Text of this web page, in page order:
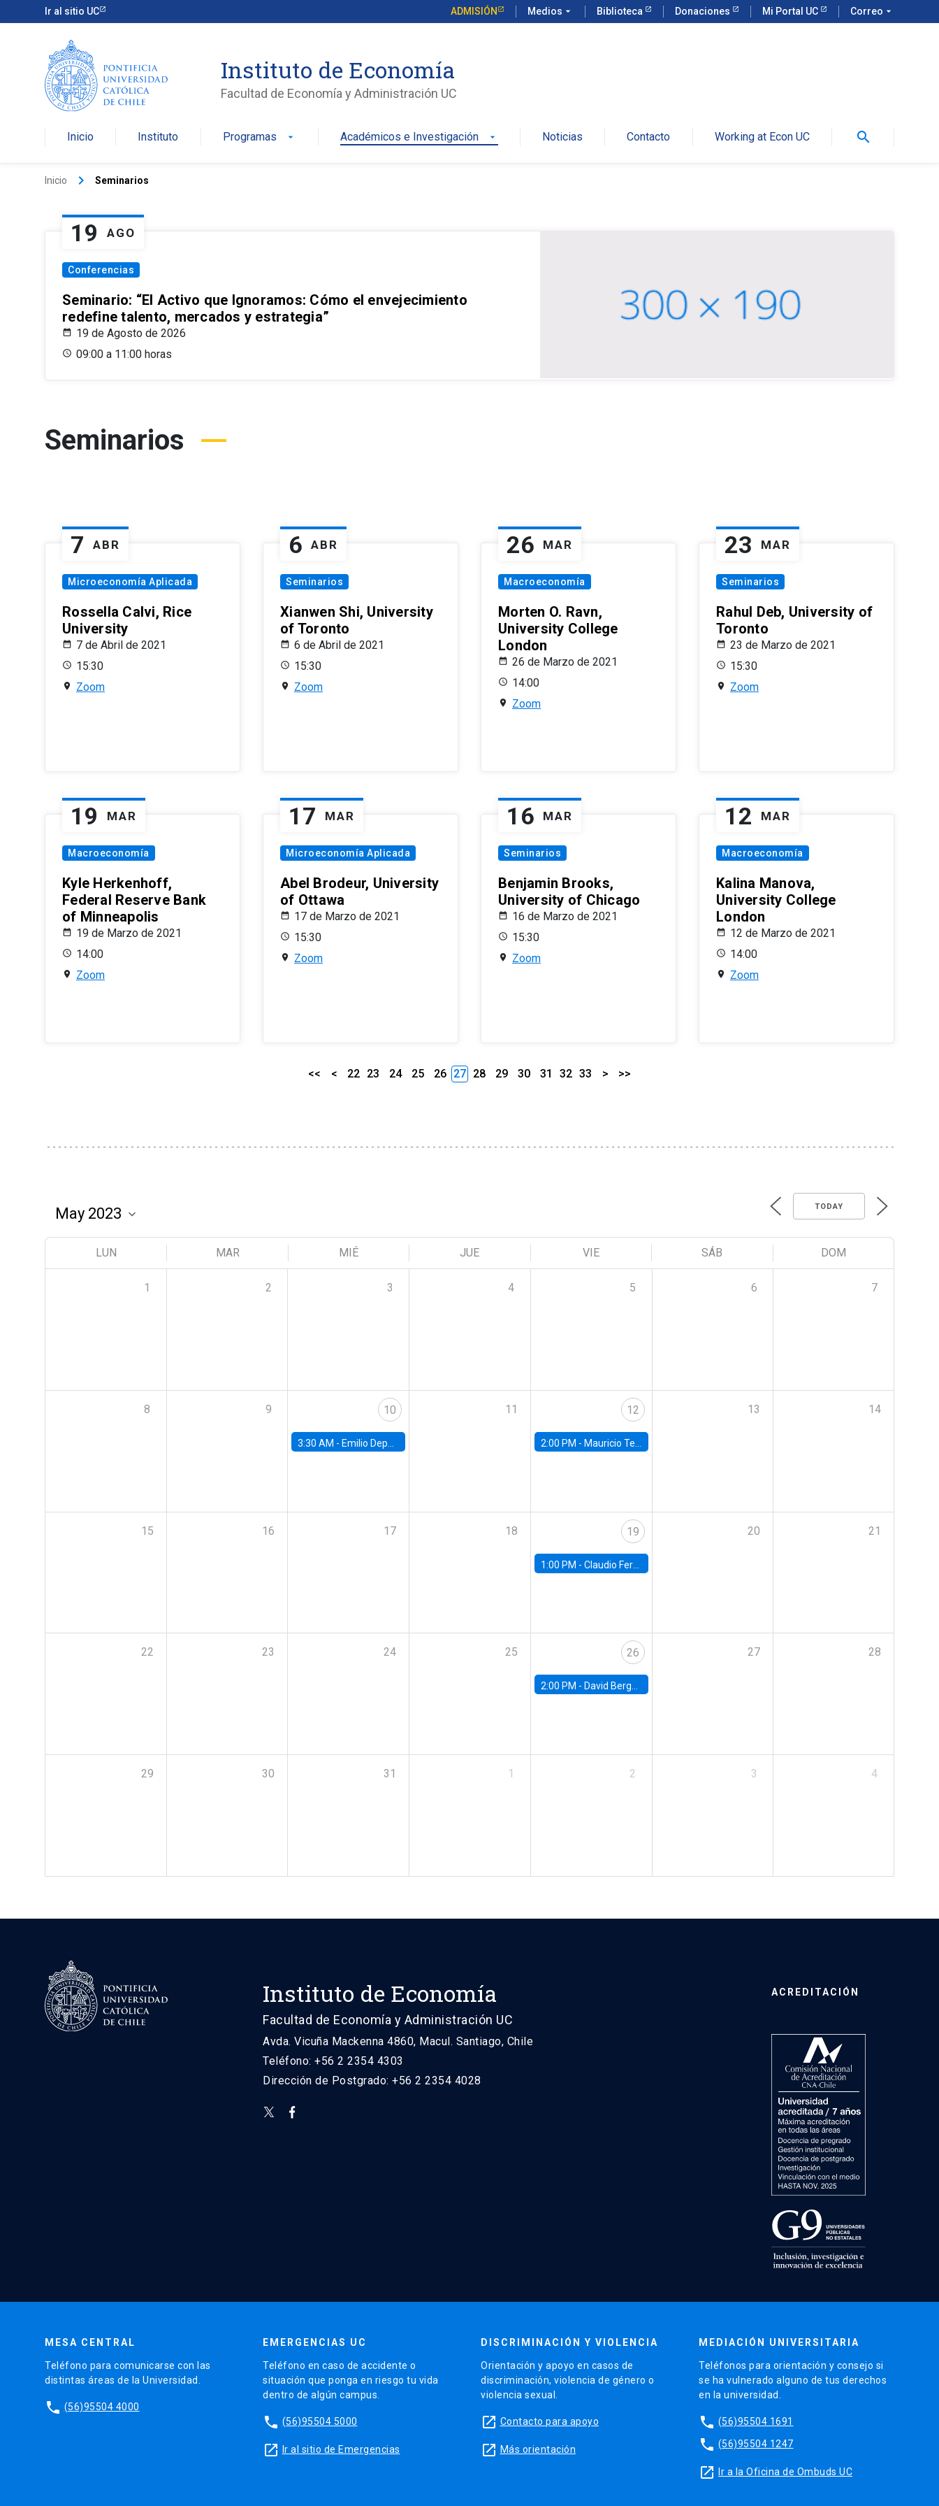
Ir al sitio UC ADMISIÓN Medios arrow_drop_down Biblioteca Donaciones Mi Portal UC Correo arrow_drop_down
Instituto de Economía
Facultad de Economía y Administración UC
Inicio Instituto Programas arrow_drop_down Académicos e Investigación arrow_drop_down Noticias Contacto Working at Econ UC search
Inicio keyboard_arrow_right Seminarios
19 AGO
Conferencias
Seminario: “El Activo que Ignoramos: Cómo el envejecimiento
redefine talento, mercados y estrategia”
19 de Agosto de 2026
09:00 a 11:00 horas
Seminarios
7 ABR
Microeconomía Aplicada
Rossella Calvi, Rice
University
7 de Abril de 2021
15:30
Zoom
6 ABR
Seminarios
Xianwen Shi, University
of Toronto
6 de Abril de 2021
15:30
Zoom
26 MAR
Macroeconomía
Morten O. Ravn,
University College
London
26 de Marzo de 2021
14:00
Zoom
23 MAR
Seminarios
Rahul Deb, University of
Toronto
23 de Marzo de 2021
15:30
Zoom
19 MAR
Macroeconomía
Kyle Herkenhoff,
Federal Reserve Bank
of Minneapolis
19 de Marzo de 2021
14:00
Zoom
17 MAR
Microeconomía Aplicada
Abel Brodeur, University
of Ottawa
17 de Marzo de 2021
15:30
Zoom
16 MAR
Seminarios
Benjamin Brooks,
University of Chicago
16 de Marzo de 2021
15:30
Zoom
12 MAR
Macroeconomía
Kalina Manova,
University College
London
12 de Marzo de 2021
14:00
Zoom
<< < 22 23 24 25 26 27 28 29 30 31 32 33 > >>
TODAY
LUN MAR MIÉ JUE VIE SÁB DOM
1 2 3 4 5 6 7
8 9 10
3:30 AM - Emilio Depetris-Chauvín, Universidad Católica
11 12
2:00 PM - Mauricio Tejada, UDP
13 14
15 16 17 18 19
1:00 PM - Claudio Ferraz, British Columbia
20 21
22 23 24 25 26
2:00 PM - David Berger, Duke
27 28
29 30 31 1 2 3 4
Instituto de Economía
Facultad de Economía y Administración UC
Avda. Vicuña Mackenna 4860, Macul. Santiago, Chile
Teléfono: +56 2 2354 4303
Dirección de Postgrado: +56 2 2354 4028
ACREDITACIÓN
MESA CENTRAL
Teléfono para comunicarse con las
distintas áreas de la Universidad.
phone (56)95504 4000
EMERGENCIAS UC
Teléfono en caso de accidente o
situación que ponga en riesgo tu vida
dentro de algún campus.
phone (56)95504 5000
launch Ir al sitio de Emergencias
DISCRIMINACIÓN Y VIOLENCIA
Orientación y apoyo en casos de
discriminación, violencia de género o
violencia sexual.
launch Contacto para apoyo
launch Más orientación
MEDIACIÓN UNIVERSITARIA
Teléfonos para orientación y consejo si
se ha vulnerado alguno de tus derechos
en la universidad.
phone (56)95504 1691
phone (56)95504 1247
launch Ir a la Oficina de Ombuds UC